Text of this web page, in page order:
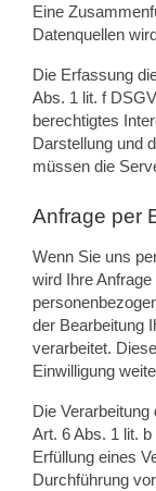
Eine
Datenquellen
Die Erfassung
Abs. 1 lit. f
berechtigtes
Darstellung und
müssen die
Anfrage per
Wenn Sie uns
wird Ihre
der Bearbeitung
verarbeitet.
Einwilligung
Die
Art. 6 Abs. 1 lit.
Erfüllung eines
Durchführung